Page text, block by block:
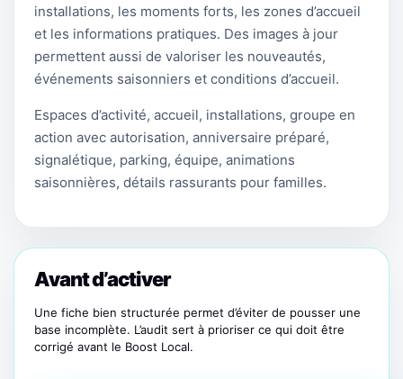
installations, les moments forts, les zones d’accueil
et les informations pratiques. Des images à jour
permettent aussi de valoriser les nouveautés,
événements saisonniers et conditions d’accueil.
Espaces d’activité, accueil, installations, groupe en
action avec autorisation, anniversaire préparé,
signalétique, parking, équipe, animations
saisonnières, détails rassurants pour familles.
Avant d’activer
Une fiche bien structurée permet d’éviter de pousser une
base incomplète. L’audit sert à prioriser ce qui doit être
corrigé avant le Boost Local.